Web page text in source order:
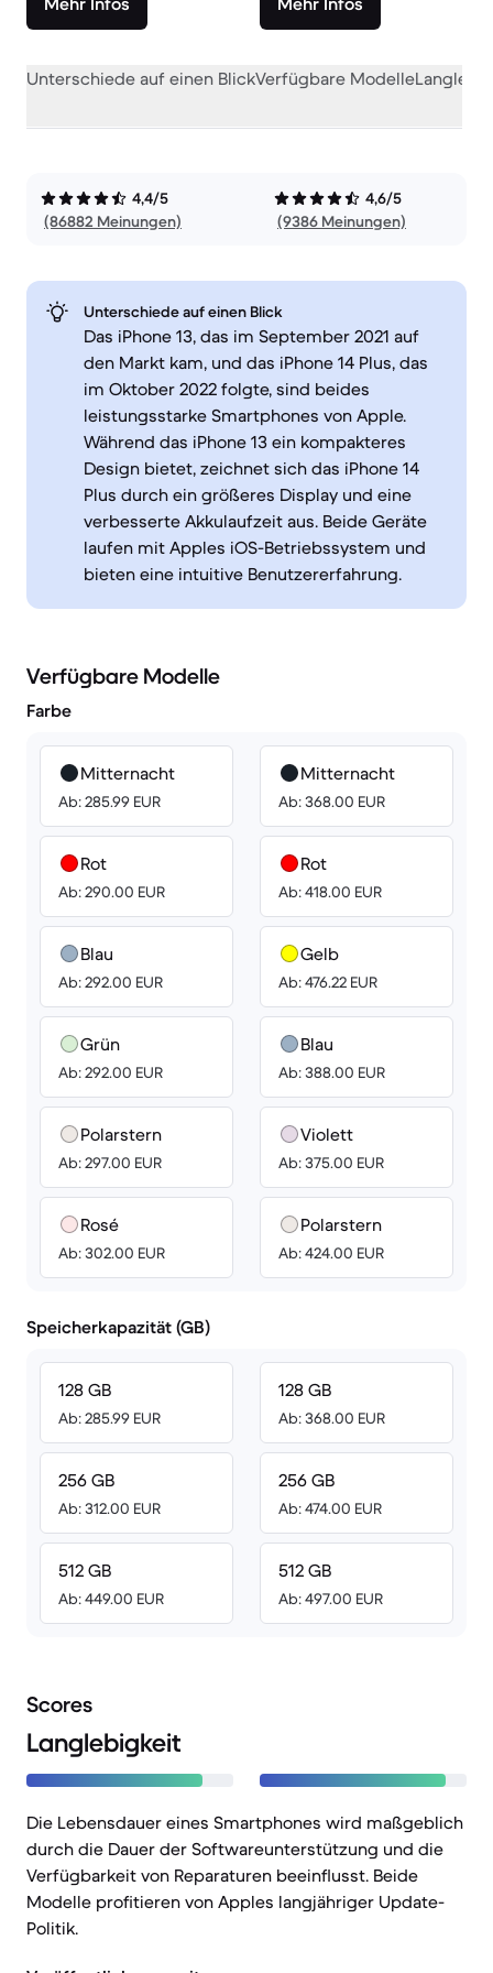
Unterschiede auf einen BlickVerfügbare Modelle
4,4/5
(86882 Meinungen)
4,6/5
(9386 Meinungen)
Unterschiede auf einen Blick
Das iPhone 13, das im September 2021 auf
den Markt kam, und das iPhone 14 Plus, das
im Oktober 2022 folgte, sind beides
leistungsstarke Smartphones von Apple.
Während das iPhone 13 ein kompakteres
Design bietet, zeichnet sich das iPhone 14
Plus durch ein größeres Display und eine
verbesserte Akkulaufzeit aus. Beide Geräte
laufen mit Apples iOS-Betriebssystem und
bieten eine intuitive Benutzererfahrung.
Verfügbare Modelle
Farbe
Mitternacht
Ab: 285.99 EUR
Rot
Ab: 290.00 EUR
Blau
Ab: 292.00 EUR
Grün
Ab: 292.00 EUR
Polarstern
Ab: 297.00 EUR
Rosé
Ab: 302.00 EUR
Mitternacht
Ab: 368.00 EUR
Rot
Ab: 418.00 EUR
Gelb
Ab: 476.22 EUR
Blau
Ab: 388.00 EUR
Violett
Ab: 375.00 EUR
Polarstern
Ab: 424.00 EUR
Speicherkapazität (GB)
128 GB
Ab: 285.99 EUR
256 GB
Ab: 312.00 EUR
512 GB
Ab: 449.00 EUR
128 GB
Ab: 368.00 EUR
256 GB
Ab: 474.00 EUR
512 GB
Ab: 497.00 EUR
Scores
Langlebigkeit
Die Lebensdauer eines Smartphones wird maßgeblich
durch die Dauer der Softwareunterstützung und die
Verfügbarkeit von Reparaturen beeinflusst. Beide
Modelle profitieren von Apples langjähriger Update-
Politik.